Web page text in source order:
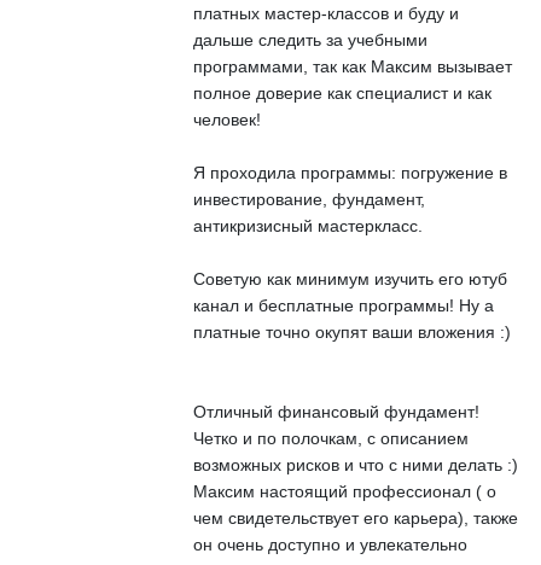
платных мастер-классов и буду и
дальше следить за учебными
программами, так как Максим вызывает
полное доверие как специалист и как
человек!
Я проходила программы: погружение в
инвестирование, фундамент,
антикризисный мастеркласс.
Советую как минимум изучить его ютуб
канал и бесплатные программы! Ну а
платные точно окупят ваши вложения :)
Отличный финансовый фундамент!
Четко и по полочкам, с описанием
возможных рисков и что с ними делать :)
Максим настоящий профессионал ( о
чем свидетельствует его карьера), также
он очень доступно и увлекательно